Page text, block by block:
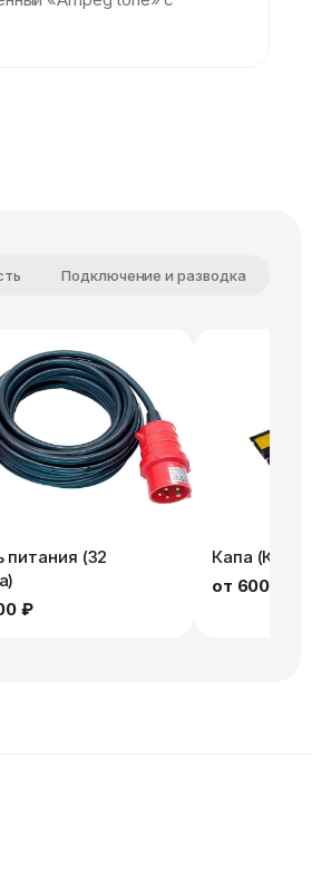
Подключение и разводка
питания (32
₽
Капа
от 600 ₽